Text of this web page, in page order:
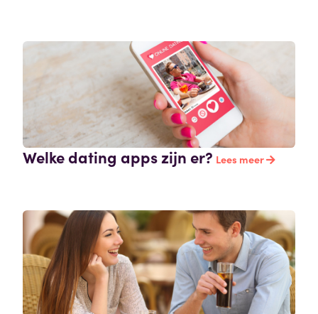
Welke dating apps zijn er? Lees meer